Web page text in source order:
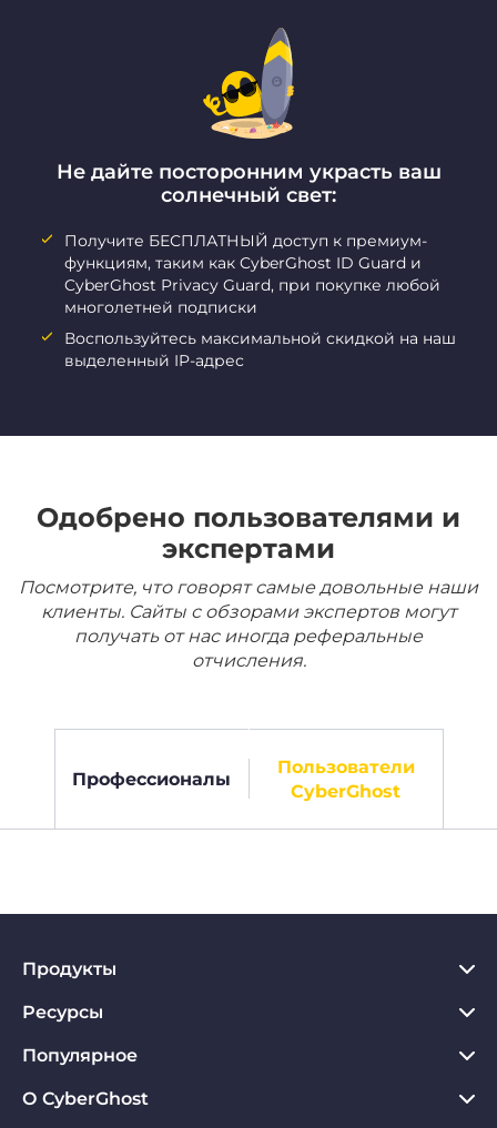
Не дайте посторонним украсть ваш
солнечный свет:
Получите БЕСПЛАТНЫЙ доступ к премиум-
функциям, таким как CyberGhost ID Guard и
CyberGhost Privacy Guard, при покупке любой
многолетней подписки
Воспользуйтесь максимальной скидкой на наш
выделенный IP-адрес
Одобрено пользователями и
экспертами
Посмотрите, что говорят самые довольные наши
клиенты. Сайты с обзорами экспертов могут
получать от нас иногда реферальные
отчисления.
Профессионалы
Пользователи
CyberGhost
Продукты
VPN для PC
VPN для Chrome
VPN для Mac
Ресурсы
Что такое VPN
Хаб по конфиденциальности
Популярное
Отзывы о CyberGhost VPN
О CyberGhost